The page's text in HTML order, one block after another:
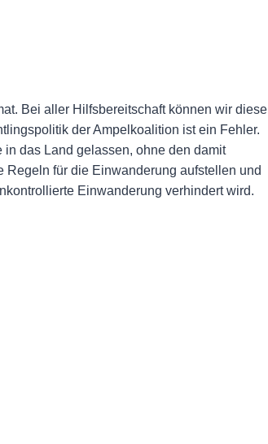
Bei aller Hilfsbereitschaft können wir diese
der Ampelkoalition ist ein Fehler.
das Land gelassen, ohne den damit
für die Einwanderung aufstellen und
Einwanderung verhindert wird.